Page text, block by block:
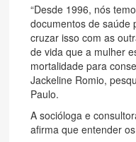
“Desde 1996, nós
documentos de saúde
cruzar isso com as
de vida que a mulher
mortalidade para
Jackeline Romio,
Paulo.
A socióloga e
afirma que entender